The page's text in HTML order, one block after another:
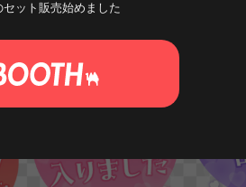
セット販売始めました